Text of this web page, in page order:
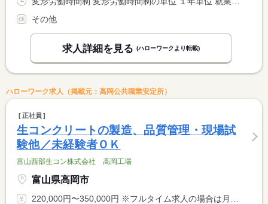
その他
求人詳細を見る (ハローワークより転載)
ハローワーク求人（掲載元：高岡公共職業安定所）
正社員
生コンクリートの製造、品質管理・現場試
験他／未経験者ＯＫ
富山西部生コン株式会社 高岡工場
富山県高岡市
220,000円〜350,000円 ※フルタイム求人の場合は月額（換算額）、パート求人の場合は時間額を表示しています。